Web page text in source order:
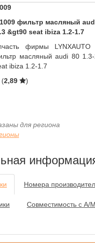
фильтр масляный
&gt90 seat ibiza 1.2-1.7
фирмы
масляный audi 80
ibiza 1.2-1.7
(2,89
)
для региона
Номера
Совместимость с А/М